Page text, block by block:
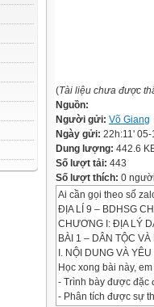
(Tài liệu chưa được
Nguồn:
Người gửi: Võ Giang
Ngày gửi: 22h:11'
Dung lượng: 442.6
Số lượt tải: 443
Số lượt thích: 0 người
Ai cần gọi theo số
ĐỊA LÍ 9 – BDHSG
CHƯƠNG I: ĐỊA LÝ
BÀI 1 – DÂN TỘC VÀ
I. NỘI DUNG VÀ
Học xong bài này,
- Trình bày được đặc
- Phân tích được sự